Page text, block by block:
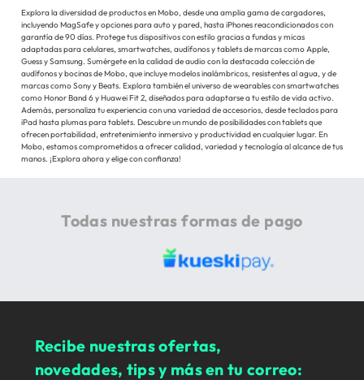
Explora la diversidad de productos en Mobo, desde una amplia gama de cargadores,
incluyendo MagSafe y opciones para auto y pared, hasta iPhones reacondicionados con
garantía de 90 días. Protege tus dispositivos con estilo gracias a fundas y micas
adaptadas para celulares, smartwatches, audífonos y tablets de marcas como Apple,
Guess y Samsung. Sumérgete en la calidad de audio con la destacada colección de
audífonos y bocinas de Mobo, que incluye modelos inalámbricos, resistentes al agua, y de
marcas como Sony y Beats. Explora también el universo de wearables con smartwatches
como Honor Band 6 y Huawei Fit 2, diseñados para adaptarse a tu estilo de vida activo.
Además, personaliza tu experiencia con una variedad de accesorios, desde teclados para
iPad hasta plumas para tablets. Descubre un mundo de posibilidades con tablets que
ofrecen portabilidad, entretenimiento inmersivo y productividad en cualquier lugar. En
Mobo, estamos comprometidos a ofrecer calidad, variedad y tecnología al alcance de tus
manos. ¡Explora ahora y elige con confianza!
Todas nuestras formas de pago
Recibe nuestras ofertas,
novedades, tips y más en tu correo: